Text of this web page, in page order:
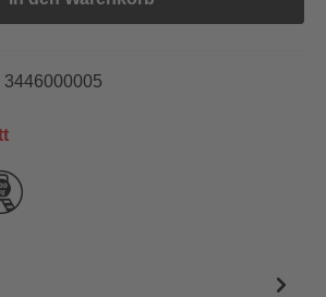
3446000005